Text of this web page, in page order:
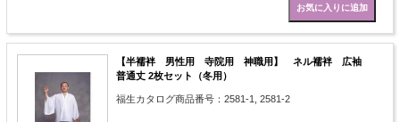
【半襦袢 男性用 寺院用 神職用】 ネル襦袢 広袖
普通丈 2枚セット（冬用）
福生カタログ商品番号：2581-1, 2581-2